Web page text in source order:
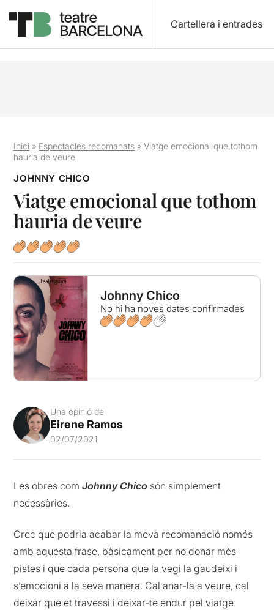
Cartellera i entrades
Inici » Espectacles recomanats »Viatge emocional que tothom
hauria de veure
JOHNNY CHICO
Viatge emocional que tothom
hauria de veure
Johnny Chico
No hi ha noves dates confirmades
Una opinió de
Eirene Ramos
02/07/2021
Les obres comJohnny Chico són simplement
necessàries.
Crec que podria acabar la meva recomanació només
amb aquesta frase, bàsicament per no donar més
pistes i que cada persona que la vegi la gaudeixi i
s’emocioni a la seva manera. Cal anar-la a veure, cal
deixar que et travessi i deixar-te endur pel viatge